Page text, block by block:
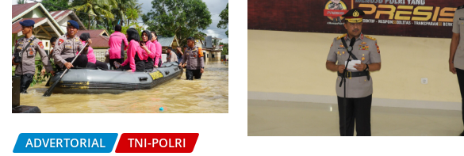
ADVERTORIAL TNI-POLRI